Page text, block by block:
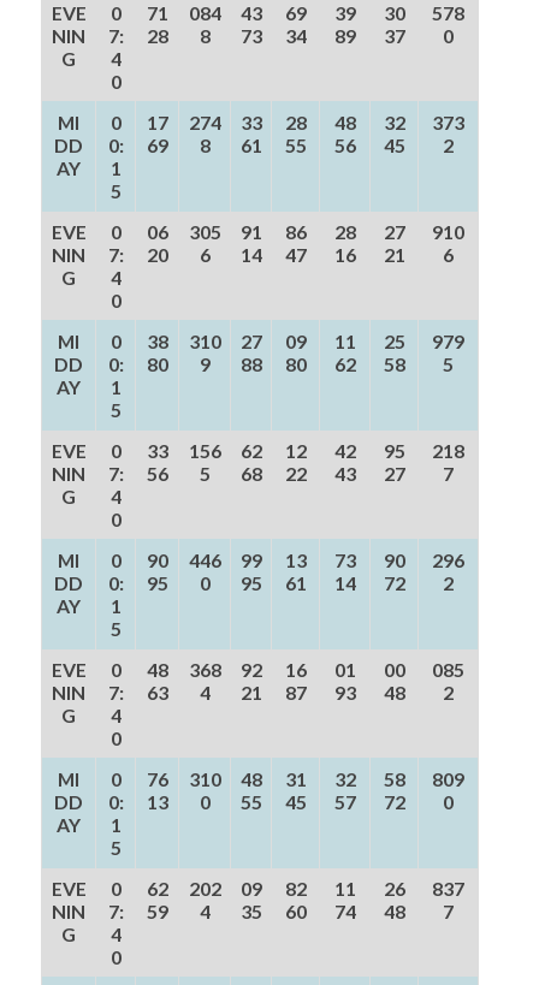
EVE
NIN
G
0
7:
4
0
71
28
084
8
43
73
69
34
39
89
30
37
578
0
MI
DD
AY
0
0:
1
5
17
69
274
8
33
61
28
55
48
56
32
45
373
2
EVE
NIN
G
0
7:
4
0
06
20
305
6
91
14
86
47
28
16
27
21
910
6
MI
DD
AY
0
0:
1
5
38
80
310
9
27
88
09
80
11
62
25
58
979
5
EVE
NIN
G
0
7:
4
0
33
56
156
5
62
68
12
22
42
43
95
27
218
7
MI
DD
AY
0
0:
1
5
90
95
446
0
99
95
13
61
73
14
90
72
296
2
EVE
NIN
G
0
7:
4
0
48
63
368
4
92
21
16
87
01
93
00
48
085
2
MI
DD
AY
0
0:
1
5
76
13
310
0
48
55
31
45
32
57
58
72
809
0
EVE
NIN
G
0
7:
4
0
62
59
202
4
09
35
82
60
11
74
26
48
837
7